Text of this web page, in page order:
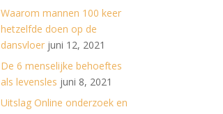
Waarom mannen 100 keer
hetzelfde doen op de
dansvloer juni 12, 2021
De 6 menselijke behoeftes
als levensles juni 8, 2021
Uitslag Online onderzoek en